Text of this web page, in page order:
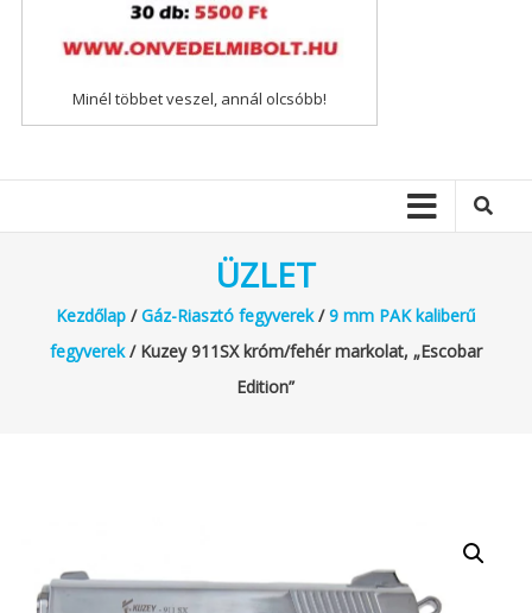
Minél többet veszel, annál olcsóbb!
ÜZLET
Kezdőlap/Gáz-Riasztó fegyverek/9 mm PAK kaliberű
fegyverek/ Kuzey 911SX króm/fehér markolat, „Escobar
Edition”